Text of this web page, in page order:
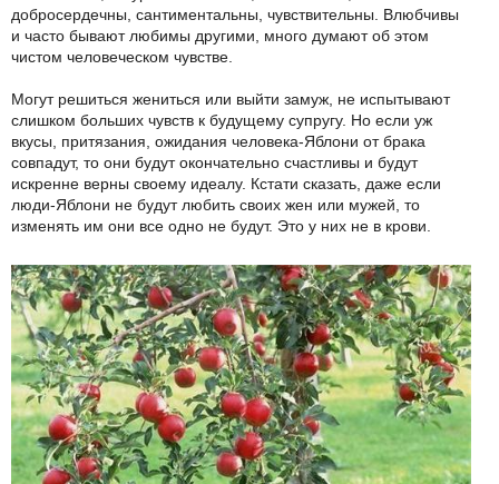
добросердечны, сантиментальны, чувствительны. Влюбчивы
и часто бывают любимы другими, много думают об этом
чистом человеческом чувстве.
Могут решиться жениться или выйти замуж, не испытывают
слишком больших чувств к будущему супругу. Но если уж
вкусы, притязания, ожидания человека-Яблони от брака
совпадут, то они будут окончательно счастливы и будут
искренне верны своему идеалу. Кстати сказать, даже если
люди-Яблони не будут любить своих жен или мужей, то
изменять им они все одно не будут. Это у них не в крови.